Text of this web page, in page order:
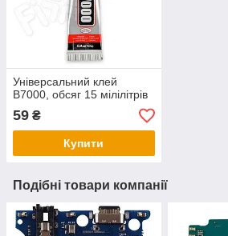
Універсальний клей
B7000, обсяг 15 мілілітрів
59 ₴
Купити
Подібні товари компанії